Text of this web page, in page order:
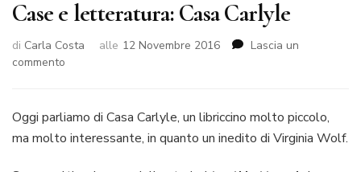
Case e letteratura: Casa Carlyle
di Carla Costa alle 12 Novembre 2016
Lascia un
commento
letteratura:
Carlyle
Oggi parliamo di Casa Carlyle, un libriccino molto piccolo,
ma molto interessante, in quanto un inedito di Virginia Wolf.